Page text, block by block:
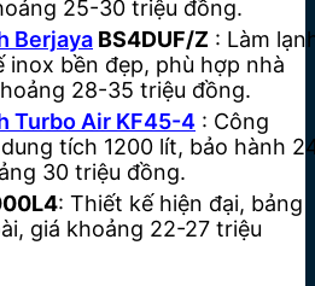
25-30 triệu đồng.
Berjaya BS4DUF/Z : Làm
inox bền đẹp, phù hợp nhà
28-35 triệu đồng.
Turbo Air KF45-4 : Công
tích 1200 lít, bảo hành
30 triệu đồng.
: Thiết kế hiện đại, bảng
giá khoảng 22-27 triệu